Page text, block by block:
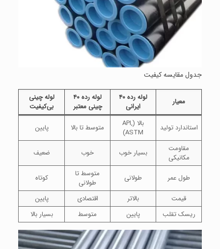
جدول مقایسه کیفیت
معیار
لوله رده ۴۰
ایرانی
لوله رده ۴۰
چینی معتبر
لوله چینی
بی‌کیفیت
استاندارد تولید
بالا (API,
ASTM)
متوسط تا بالا
پایین
مقاومت
مکانیکی
بسیار خوب خوب ضعیف
طول عمر طولانی
متوسط تا
طولانی
کوتاه
قیمت
بالاتر اقتصادی
پایین
ریسک تقلب
پایین متوسط بسیار بالا